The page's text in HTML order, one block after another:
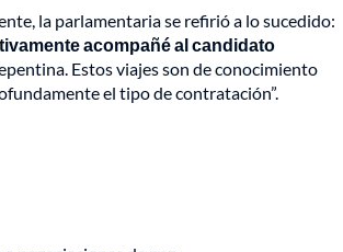
la parlamentaria se refirió a lo sucedido:
acompañé al candidato
Estos viajes son de conocimiento
el tipo de contratación”.